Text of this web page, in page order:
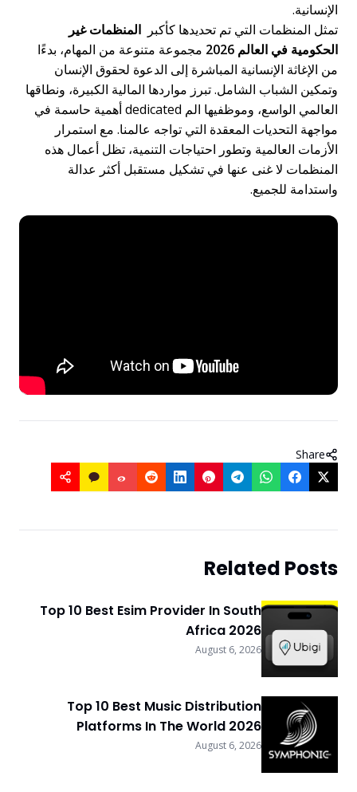
الإنسانية.
تمثل المنظمات التي تم تحديدها كأكبر المنظمات غير
الحكومية في العالم 2026
مجموعة متنوعة من المهام، بدءًا
من الإغاثة الإنسانية المباشرة إلى الدعوة لحقوق الإنسان
وتمكين الشباب الشامل. تبرز مواردها المالية الكبيرة، ونطاقها
العالمي الواسع، وموظفيها الم dedicated أهمية حاسمة في
مواجهة التحديات المعقدة التي تواجه عالمنا. مع استمرار
الأزمات العالمية وتطور احتياجات التنمية، تظل أعمال هذه
المنظمات لا غنى عنها في تشكيل مستقبل أكثر عدالة
واستدامة للجميع.
Share
Related Posts
Top 10 Best Esim Provider In South
Africa 2026
August 6, 2026
Top 10 Best Music Distribution
Platforms In The World 2026
August 6, 2026